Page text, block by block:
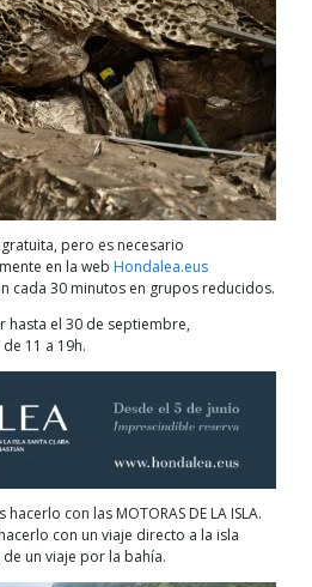
pero es necesario
en la web Hondalea.eus
cada 30 minutos en grupos reducidos.
hasta el 30 de septiembre,
de 11 a 19h.
con las MOTORAS DE LA ISLA.
con un viaje directo a la isla
un viaje por la bahía.